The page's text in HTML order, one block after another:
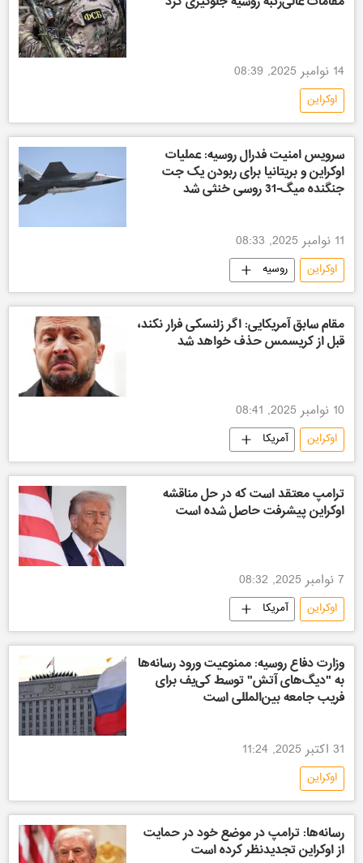
14 نوامبر 2025, 08:39
اوکراین
سرویس امنیت فدرال روسیه: عملیات
اوکراین و بریتانیا برای ربودن یک جت
جنگنده میگ-31 روسی خنثی شد
11 نوامبر 2025, 08:33
اوکراین روسیه
مقام سابق آمریکایی: اگر زلنسکی فرار نکند،
قبل از کریسمس حذف خواهد شد
10 نوامبر 2025, 08:41
اوکراین آمریکا
ترامپ معتقد است که در حل مناقشه
اوکراین پیشرفت حاصل شده است
7 نوامبر 2025, 08:32
اوکراین آمریکا
وزارت دفاع روسیه: ممنوعیت ورود رسانه‌ها
به "دیگ‌های آتش" توسط کی‌یف برای
فریب جامعه بین‌المللی است
31 اکتبر 2025, 11:24
اوکراین
رسانه‌ها: ترامپ در موضع خود در حمایت
از اوکراین تجدیدنظر کرده است